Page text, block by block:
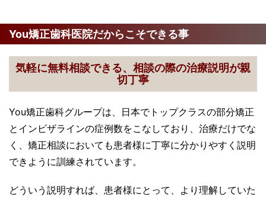
You矯正歯科医院だからこそできる事
気軽に無料相談できる、相談の際の治療説明が親
切丁寧
You矯正歯科グループは、日本でトップクラスの部分矯正
とインビザラインの症例数をこなしており、治療だけでな
く、矯正相談においても患者様に丁寧に分かりやすく説明
できように訓練されています。
どういう説明すれば、患者様にとって、より理解していた